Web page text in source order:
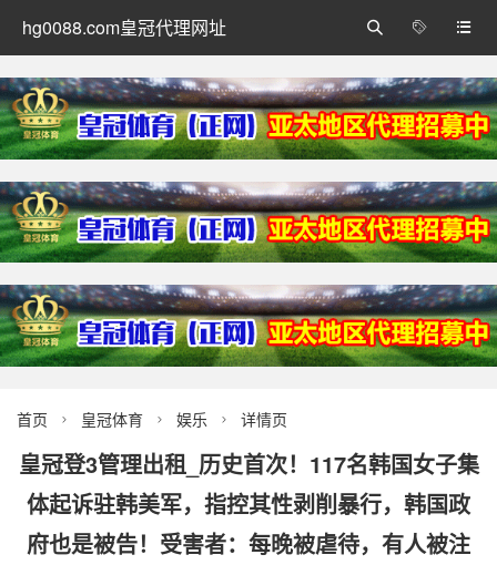
hg0088.com皇冠代理网址 


首页  皇冠体育  娱乐  详情页
皇冠登3管理出租_历史首次！117名韩国女子集
体起诉驻韩美军，指控其性剥削暴行，韩国政
府也是被告！受害者：每晚被虐待，有人被注